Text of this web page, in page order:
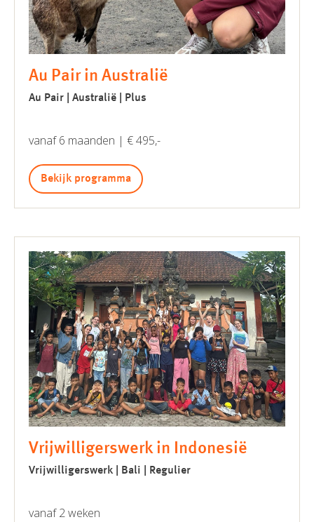
Au Pair in Australië
Au Pair | Australië | Plus
vanaf 6 maanden | € 495,-
Bekijk programma
Vrijwilligerswerk in Indonesië
Vrijwilligerswerk | Bali | Regulier
vanaf 2 weken